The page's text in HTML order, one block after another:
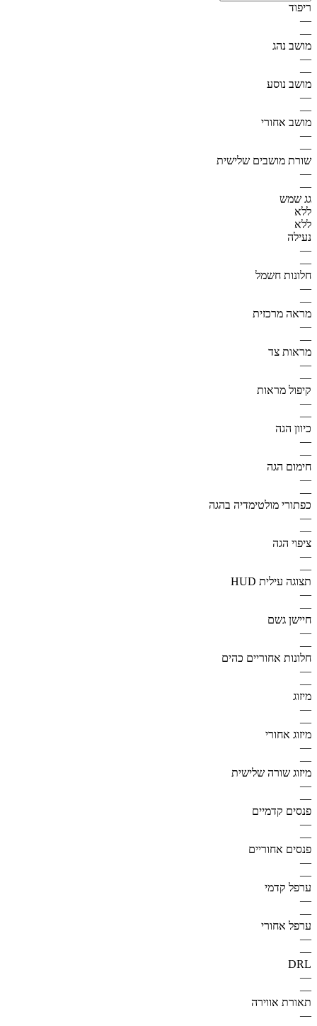
ריפוד
—
—
מושב נהג
—
—
מושב נוסע
—
—
מושב אחורי
—
—
שורת מושבים שלישית
—
—
גג שמש
ללא
ללא
נעילה
—
—
חלונות חשמל
—
—
מראה מרכזית
—
—
מראות צד
—
—
קיפול מראות
—
—
כיוון הגה
—
—
חימום הגה
—
—
כפתורי מולטימדיה בהגה
—
—
ציפוי הגה
—
—
תצוגה עילית HUD
—
—
חיישן גשם
—
—
חלונות אחוריים כהים
—
—
מיזוג
—
—
מיזוג אחורי
—
—
מיזוג שורה שלישית
—
—
פנסים קדמיים
—
—
פנסים אחוריים
—
—
ערפל קדמי
—
—
ערפל אחורי
—
—
DRL
—
—
תאורת אווירה
—